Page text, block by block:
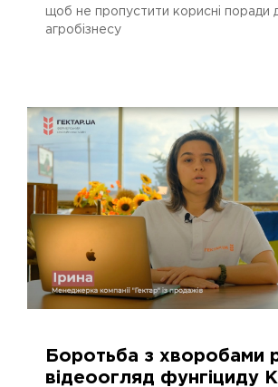
щоб не пропустити корисні поради
агробізнесу
2842 13.04.2024
Боротьба з хворобами
відеоогляд фунгіциду